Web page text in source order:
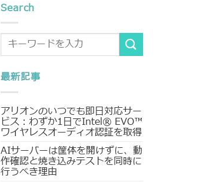
Search
最新記事
アリオンのいつでも即日対応サー
ビス：わずか1日でIntel® EVO™
ワイヤレスオーディオ認証を取得
AIサーバーは筐体を開けずに、動
作確認と焼き込みテストを同時に
行うべき理由